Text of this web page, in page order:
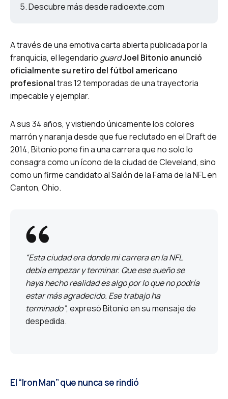
Descubre más desde radioexte.com
A través de una emotiva carta abierta publicada por la
franquicia, el legendario guardJoel Bitonio anunció
oficialmente su retiro del fútbol americano
profesionaltras 12 temporadas de una trayectoria
impecable y ejemplar.
A sus 34 años, y vistiendo únicamente los colores
marrón y naranja desde que fue reclutado en el Draft de
2014, Bitonio pone fin a una carrera que no solo lo
consagra como un ícono de la ciudad de Cleveland, sino
como un firme candidato al Salón de la Fama de la NFL en
Canton, Ohio.
“Esta ciudad era donde mi carrera en la NFL
debía empezar y terminar. Que ese sueño se
haya hecho realidad es algo por lo que no podría
estar más agradecido. Ese trabajo ha
terminado”, expresó Bitonio en su mensaje de
despedida.
El “Iron Man” que nunca se rindió